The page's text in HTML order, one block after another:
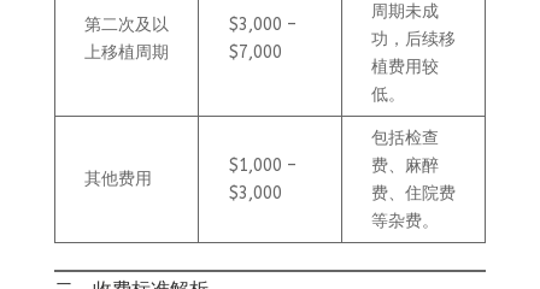
第二次及以
上移植周期
$3,000 –
$7,000
周期未成
功，后续移
植费用较
低。
其他费用
$1,000 –
$3,000
包括检查
费、麻醉
费、住院费
等杂费。